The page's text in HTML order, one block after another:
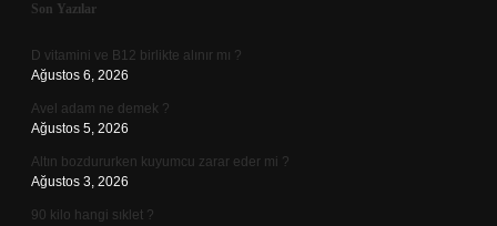
Sidebar
Son Yazılar
D vitamini ve B12 birlikte alınır mı ?
Ağustos 6, 2026
Avel adam ne demek ?
Ağustos 5, 2026
Altın bozdururken kuyumcu zarar eder mi ?
Ağustos 3, 2026
90 kilo hangi sıklet ?